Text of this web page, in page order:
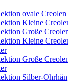
ovale Creolen
Kleine
Große
Kleine
Große
Silber-